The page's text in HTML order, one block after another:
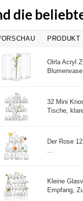
die
PRODUKT
Olrla Acryl
Blumenvase
32 Mini
Tische,
Der Rose
Kleine
Empfang,